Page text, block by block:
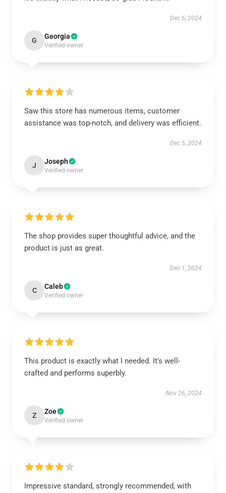
Dec 6, 2024
G Georgia
Verified owner
Saw this store has numerous items, customer
assistance was top-notch, and delivery was efficient.
Dec 5, 2024
J Joseph
Verified owner
The shop provides super thoughtful advice, and the
product is just as great.
Dec 1, 2024
C Caleb
Verified owner
This product is exactly what I needed. It's well-
crafted and performs superbly.
Nov 26, 2024
Z Zoe
Verified owner
Impressive standard, strongly recommended, with